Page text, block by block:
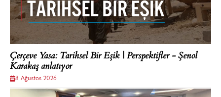
Çerçeve Yasa: Tarihsel Bir Eşik | Perspektifler - Şenol
Karakaş anlatıyor
8 Ağustos 2026